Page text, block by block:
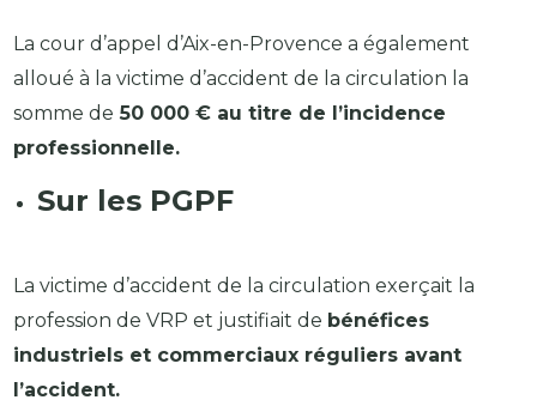
La cour d’appel d’Aix-en-Provence a également
alloué à la victime d’accident de la circulation la
somme de 50 000 € au titre de l’incidence
professionnelle.
Sur les PGPF
La victime d’accident de la circulation exerçait la
profession de VRP et justifiait de bénéfices
industriels et commerciaux réguliers avant
l’accident.